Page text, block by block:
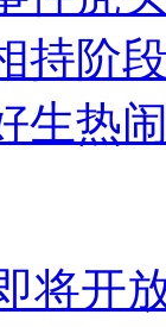
持阶
生热
将开